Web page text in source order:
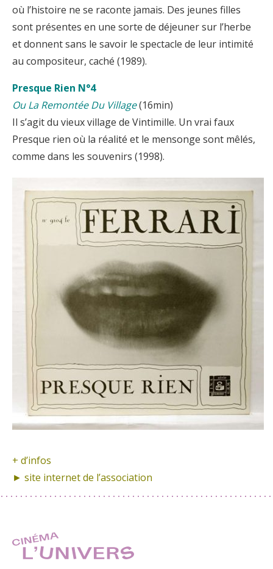
où l’histoire ne se raconte jamais. Des jeunes filles
sont présentes en une sorte de déjeuner sur l’herbe
et donnent sans le savoir le spectacle de leur intimité
au compositeur, caché (1989).
Presque Rien N°4
Ou La Remontée Du Village(16min)
Il s’agit du vieux village de Vintimille. Un vrai faux
Presque rien où la réalité et le mensonge sont mêlés,
comme dans les souvenirs (1998).
+ d’infos
► site internet de l’association